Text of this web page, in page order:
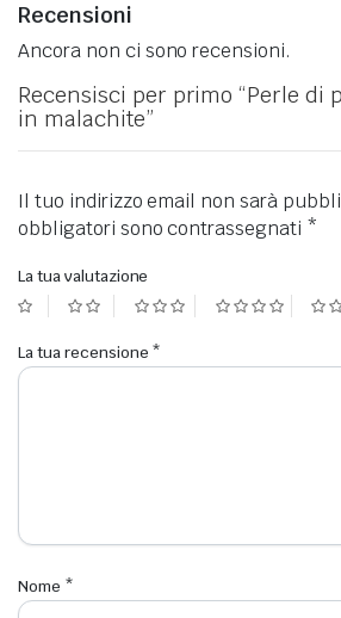
Recensioni
Ancora non ci sono recensioni.
Recensisci per primo “Perle di
in malachite”
Il tuo indirizzo email non sarà
obbligatori sono contrassegnati *
La tua valutazione
La tua recensione *
Nome *